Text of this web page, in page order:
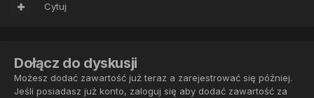
Cytuj
Dołącz do dyskusji
Możesz dodać zawartość już teraz a zarejestrować się później.
Jeśli posiadasz już konto, zaloguj się aby dodać zawartość za